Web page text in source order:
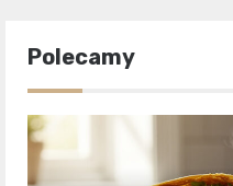
Polecamy